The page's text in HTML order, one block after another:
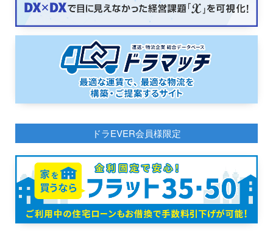
ドラEVER会員様限定